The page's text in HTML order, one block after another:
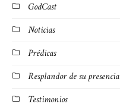
GodCast
Noticias
Prédicas
Resplandor de su presencia
Testimonios